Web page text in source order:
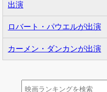
出演
ロバート・パウエルが出演
カーメン・ダンカンが出演